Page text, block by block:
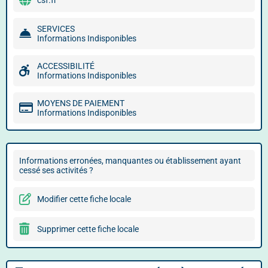
SERVICES
Informations Indisponibles
ACCESSIBILITÉ
Informations Indisponibles
MOYENS DE PAIEMENT
Informations Indisponibles
Informations erronées, manquantes ou établissement ayant
cessé ses activités ?
Modifier cette fiche locale
Supprimer cette fiche locale